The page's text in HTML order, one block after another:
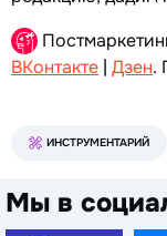
ВКонтакте | Дзен.
ИНСТРУМЕНТАРИЙ
Мы в